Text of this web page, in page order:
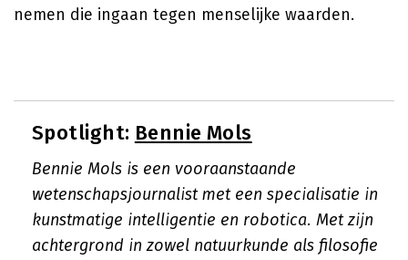
nemen die ingaan tegen menselijke waarden.
Spotlight: Bennie Mols
Bennie Mols is een vooraanstaande
wetenschapsjournalist met een specialisatie in
kunstmatige intelligentie en robotica. Met zijn
achtergrond in zowel natuurkunde als filosofie